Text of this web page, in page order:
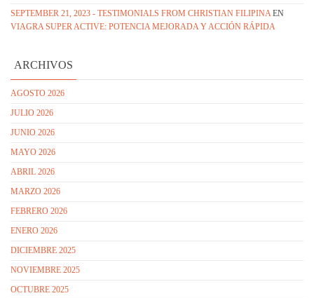
SEPTEMBER 21, 2023 - TESTIMONIALS FROM CHRISTIAN FILIPINAEN
VIAGRA SUPER ACTIVE: POTENCIA MEJORADA Y ACCIÓN RÁPIDA
ARCHIVOS
AGOSTO 2026
JULIO 2026
JUNIO 2026
MAYO 2026
ABRIL 2026
MARZO 2026
FEBRERO 2026
ENERO 2026
DICIEMBRE 2025
NOVIEMBRE 2025
OCTUBRE 2025